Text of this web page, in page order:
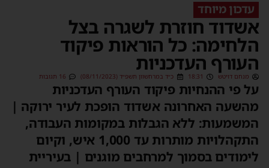
עדכון מיוחד
אשדוד חוזרת לשגרה בצל
הלחימה: כל הוראות פיקוד
העורף העדכניות
מנחם דויטש 18:31 כ״ד במרחשוון תשפ״ד (08/11/2023) 16 תגובות
על פי ההנחיות פיקוד העורף העדכניות
מהשעה האחרונה אשדוד הופכת לעיר ירוקה |
המשמעות: ללא הגבלות במקומות העבודה,
התקהלויות מותרות עד 1,000 איש, וקיום
לימודים בסמוך למרחבים מוגנים | בעיריית